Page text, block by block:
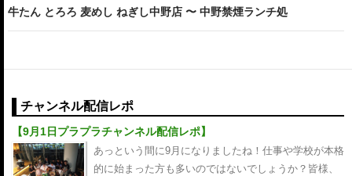
ビ
ー
シ
ョ
ン
牛たん とろろ 麦めし ねぎし中野店 〜 中野禁煙ランチ処
チャンネル配信レポ
【9月1日プラプラチャンネル配信レポ】
あっという間に9月になりましたね！仕事や学校が本格
的に始まった方も多いのではないでしょうか？皆様、